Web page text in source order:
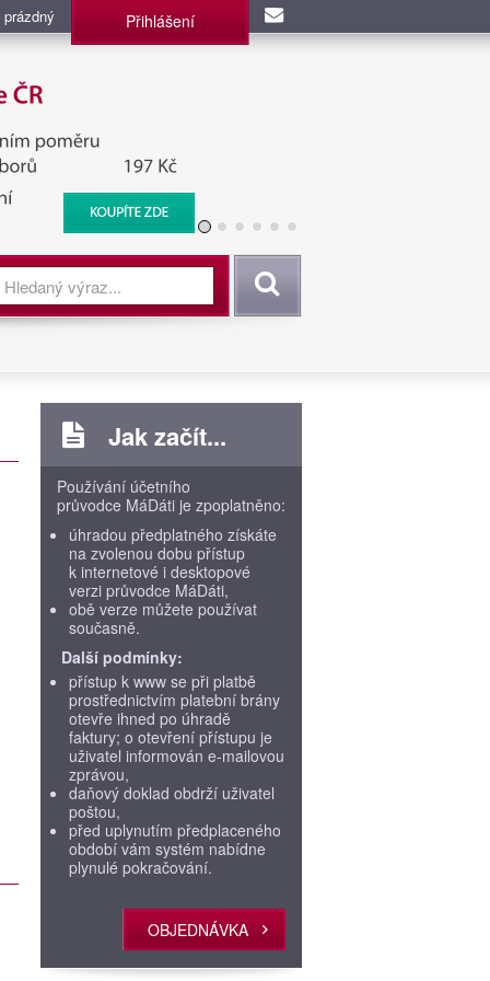
Přihlášení
BIS, Zpravodajské
Vyhledat
Jak začít...
Používání účetního
průvodce MáDáti je zpoplatněno:
úhradou předplatného získáte
na zvolenou dobu přístup
k internetové i desktopové
verzi průvodce MáDáti,
obě verze můžete používat
současně.
Další podmínky:
přístup k www se při platbě
prostřednictvím platební brány
otevře ihned po úhradě
faktury; o otevření přístupu je
uživatel informován e-mailovou
zprávou,
daňový doklad obdrží uživatel
poštou,
před uplynutím předplaceného
období vám systém nabídne
plynulé pokračování.
OBJEDNÁVKA